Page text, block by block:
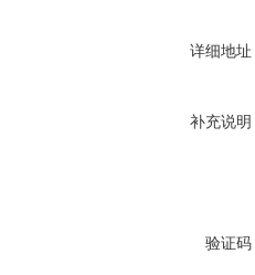
详细地址
补充说明
验证码